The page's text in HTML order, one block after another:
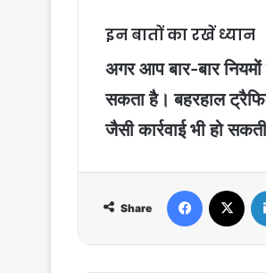
इन बातों का रखें ध्यान
अगर आप बार-बार
सकता है। बहरहाल
जैसी कार्रवाई भी हो
Share
Facebook